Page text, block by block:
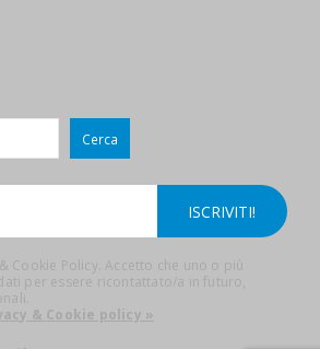
Cerca
Cookie Policy. Accetto che uno o più
per essere ricontattato/a in futuro,
& Cookie policy »